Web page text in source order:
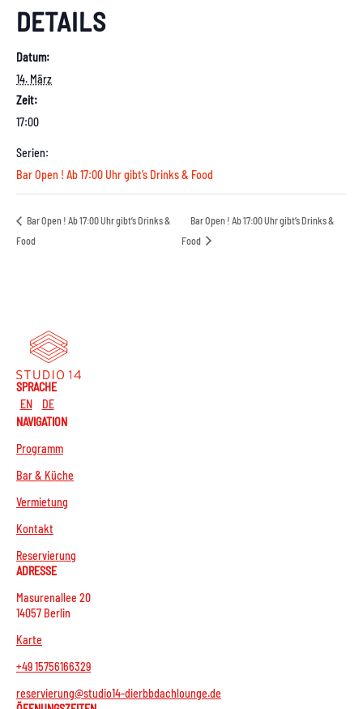
DETAILS
Datum:
14. März
Zeit:
17:00
Serien:
Bar Open ! Ab 17:00 Uhr gibt’s Drinks & Food
Bar Open ! Ab 17:00 Uhr gibt’s Drinks &
Food
Bar Open ! Ab 17:00 Uhr gibt’s Drinks &
Food
SPRACHE
EN
DE
NAVIGATION
Programm
Bar & Küche
Vermietung
Kontakt
Reservierung
ADRESSE
Masurenallee 20
14057 Berlin
Karte
+49 15756166329
reservierung@studio14-dierbbdachlounge.de